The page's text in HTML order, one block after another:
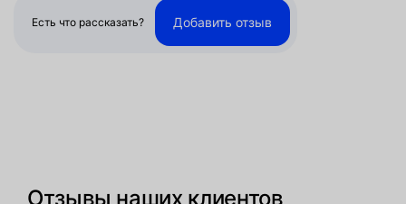
Есть что рассказать? Добавить отзыв
Отзывы наших клиентов